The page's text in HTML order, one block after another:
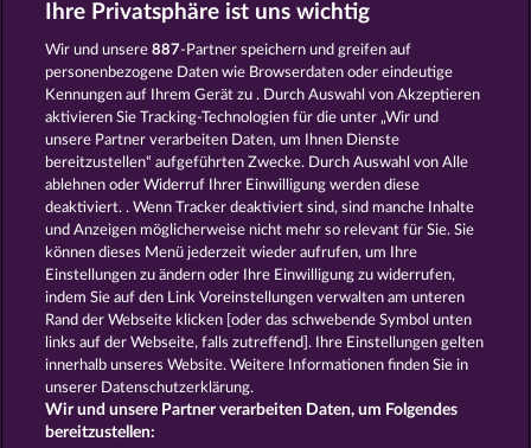
MIGHTY 40
40 SEVENS DIAMOND TREASURES
AGB Datenschutz
Unternehmensseite
Ihre Privatsphäre ist uns wichtig
Wir und unsere887-Partner speichern und greifen auf
personenbezogene Daten wie Browserdaten oder eindeutige
Kennungen auf Ihrem Gerät zu . Durch Auswahl von Akzeptieren
aktivieren Sie Tracking-Technologien für die unter „Wir und
unsere Partner verarbeiten Daten, um Ihnen Dienste
bereitzustellen“ aufgeführten Zwecke. Durch Auswahl von Alle
ablehnen oder Widerruf Ihrer Einwilligung werden diese
deaktiviert. . Wenn Tracker deaktiviert sind, sind manche Inhalte
und Anzeigen möglicherweise nicht mehr so ​​relevant für Sie. Sie
können dieses Menü jederzeit wieder aufrufen, um Ihre
Einstellungen zu ändern oder Ihre Einwilligung zu widerrufen,
indem Sie auf den Link Voreinstellungen verwalten am unteren
Rand der Webseite klicken [oder das schwebende Symbol unten
links auf der Webseite, falls zutreffend]. Ihre Einstellungen gelten
innerhalb unseres Website. Weitere Informationen finden Sie in
unserer Datenschutzerklärung.
Wir und unsere Partner verarbeiten Daten, um Folgendes
bereitzustellen: